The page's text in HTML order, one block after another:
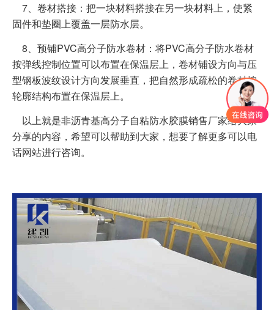
7、卷材搭接：把一块材料搭接在另一块材料上，使紧
固件和垫圈上覆盖一层防水层。
8、预铺PVC高分子防水卷材：将PVC高分子防水卷材
按弹线控制位置可以布置在保温层上，卷材铺设方向与压
型钢板波纹设计方向发展垂直，把自然形成疏松的卷材按
轮廓结构布置在保温层上。
以上就是非沥青基高分子自粘防水胶膜销售厂家给大家
分享的内容，希望可以帮助到大家，想要了解更多可以电
话网站进行咨询。